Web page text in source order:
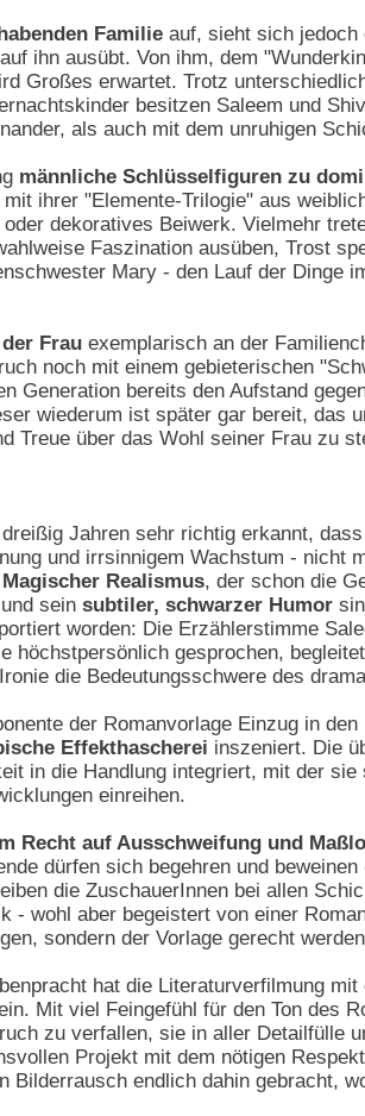
Familie auf, sieht sich jedoch
ihn ausübt. Von ihm, dem
Großes erwartet. Trotz
besitzen Saleem und
als auch mit dem unruhigen
männliche Schlüsselfiguren zu
ihrer "Elemente-Trilogie" aus
dekoratives Beiwerk. Vielmehr
Faszination ausüben, Trost
Mary - den Lauf der Dinge
Frau exemplarisch an der
noch mit einem gebieterischen
Generation bereits den Aufstand
wiederum ist später gar bereit, das
Treue über das Wohl seiner Frau zu
Jahren sehr richtig erkannt,
und irrsinnigem Wachstum - nicht
Magischer Realismus, der schon die
sein subtiler, schwarzer Humor
worden: Die Erzählerstimme
höchstpersönlich gesprochen,
die Bedeutungsschwere des
der Romanvorlage Einzug in
Effekthascherei inszeniert. Die
in die Handlung integriert, mit der
einreihen.
Recht auf Ausschweifung und
dürfen sich begehren und
die ZuschauerInnen bei allen
- wohl aber begeistert von einer
sondern der Vorlage gerecht
hat die Literaturverfilmung mit
Mit viel Feingefühl für den Ton des
zu verfallen, sie in aller Detailfülle
Projekt mit dem nötigen
Bilderrausch endlich dahin gebracht,